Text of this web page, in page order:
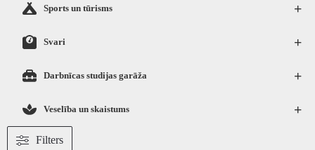
+
Sports un tūrisms
+
Svari
+
Darbnīcas studijas garāža
+
Veselība un skaistums
Filters